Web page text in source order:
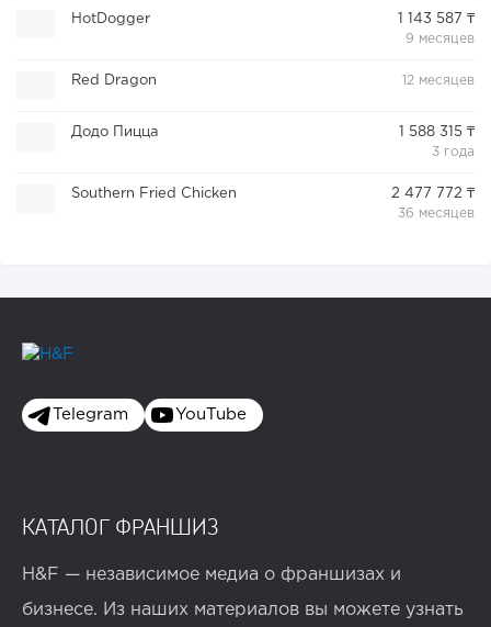
HotDogger
1 143 587 ₸
9 месяцев
Red Dragon 12 месяцев
Додо Пицца
1 588 315 ₸
3 года
Southern Fried Chicken
2 477 772 ₸
36 месяцев
Telegram YouTube
КАТАЛОГ ФРАНШИЗ
H&F — независимое медиа о франшизах и
бизнесе. Из наших материалов вы можете узнать